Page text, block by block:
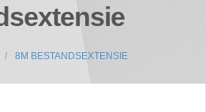
8M BESTANDSEXTENSIE